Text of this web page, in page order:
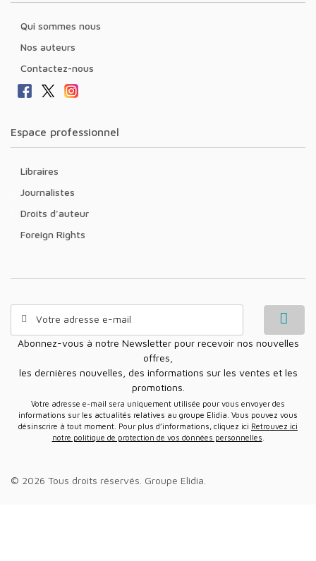
Qui sommes nous
Nos auteurs
Contactez-nous
Espace professionnel
Libraires
Journalistes
Droits d'auteur
Foreign Rights
Abonnez-vous à notre Newsletter pour recevoir nos nouvelles
offres,
les dernières nouvelles, des informations sur les ventes et les
promotions.
Votre adresse e-mail sera uniquement utilisée pour vous envoyer des
informations sur les actualités relatives au groupe Elidia. Vous pouvez vous
désinscrire à tout moment. Pour plus d’informations, cliquez ici Retrouvez ici
notre politique de protection de vos données personnelles
© 2026 Tous droits réservés. Groupe Elidia